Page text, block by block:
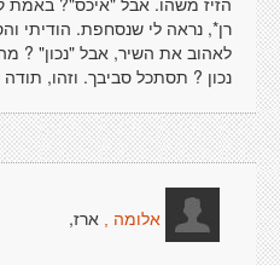
רן*, נראה לי שנסחפת. הודיתי
לאהוב את השיר, אבל "נכון" ? מה
נכון ? תסתכל סביבך. וזהו,
אלומה , ארז,